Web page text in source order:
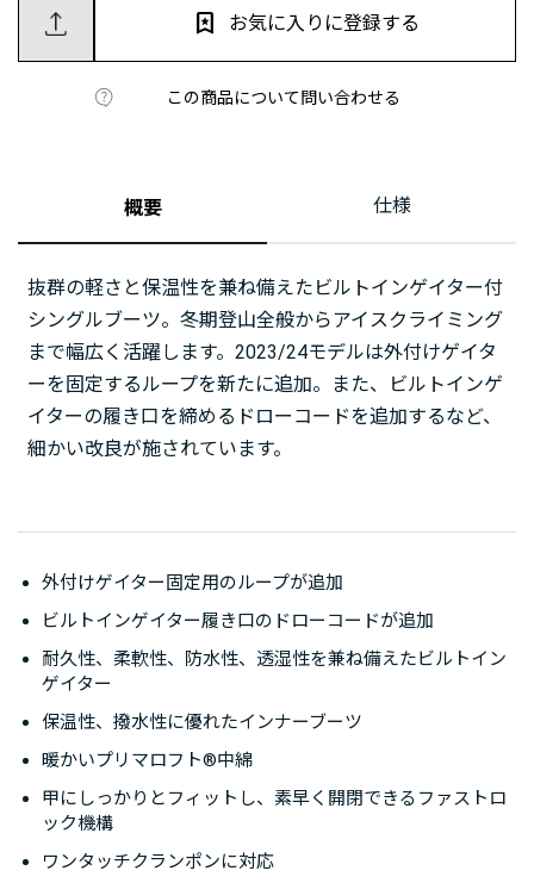
この商品について問い合わせる
お気に入りに登録する
概要 仕様
抜群の軽さと保温性を兼ね備えたビルトインゲイター付
シングルブーツ。冬期登山全般からアイスクライミング
まで幅広く活躍します。2023/24モデルは外付けゲイタ
ーを固定するループを新たに追加。また、ビルトインゲ
イターの履き口を締めるドローコードを追加するなど、
細かい改良が施されています。
外付けゲイター固定用のループが追加
ビルトインゲイター履き口のドローコードが追加
耐久性、柔軟性、防水性、透湿性を兼ね備えたビルトイン
ゲイター
保温性、撥水性に優れたインナーブーツ
暖かいプリマロフト®中綿
甲にしっかりとフィットし、素早く開閉できるファストロ
ック機構
ワンタッチクランポンに対応